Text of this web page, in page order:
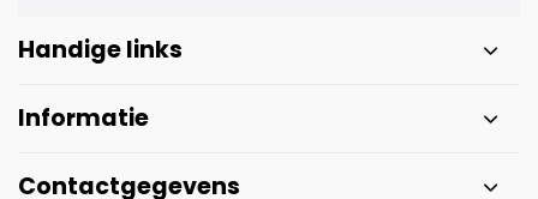
Handige links
Informatie
Contactgegevens